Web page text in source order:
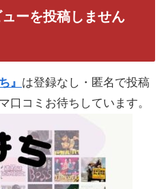
ーを投稿しません
』 は登録なし・匿名で投稿
口コミお待ちしています。